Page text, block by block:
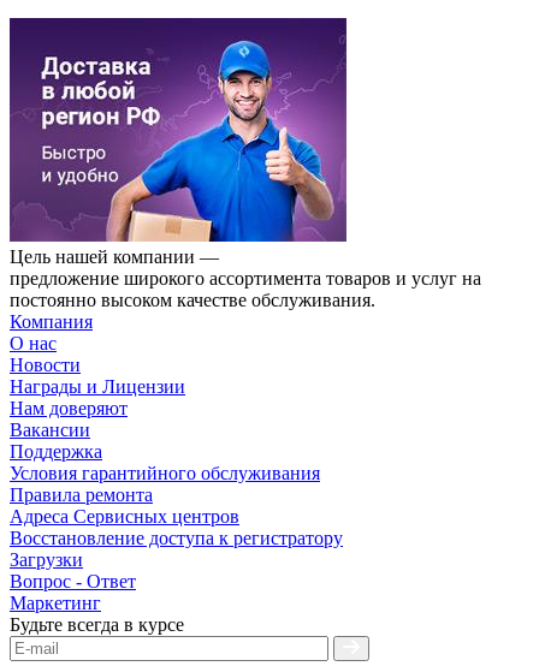
Цель нашей компании —
предложение широкого ассортимента товаров и услуг на
постоянно высоком качестве обслуживания.
Компания
О нас
Новости
Награды и Лицензии
Нам доверяют
Вакансии
Поддержка
Условия гарантийного обслуживания
Правила ремонта
Адреса Сервисных центров
Восстановление доступа к регистратору
Загрузки
Вопрос - Ответ
Маркетинг
Будьте всегда в курсе